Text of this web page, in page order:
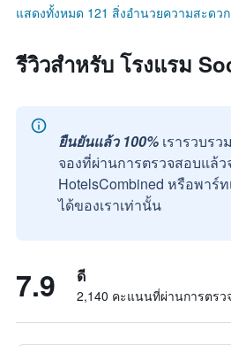
แสดงทั้งหมด 121 สิ่งอำนวยความสะดวก
รีวิวสำหรับ โรงแรม
ยืนยันแล้ว 100% เรารวบร
จองที่ผ่านการตรวจสอบแล้ว
HotelsCombined หรือพาร์
ได้ของเราเท่านั้น
7.9 ดี
2,140 คะแนนที่ผ่านการตรว